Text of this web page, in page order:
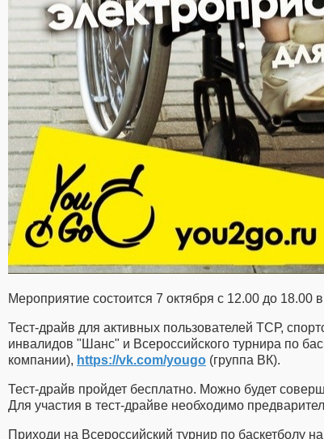
Мероприятие состоится 7 октября с 12.00 до 18.00
Тест-драйв для активных пользователей ТСР,
инвалидов "Шанс" и Всероссийского турнира по
компании), https://vk.com/yougo (группа ВК).
Тест-драйв пройдет бесплатно. Можно будет
Для участия в тест-драйве необходимо
Приходи на Всероссийский турнир по баскетболу